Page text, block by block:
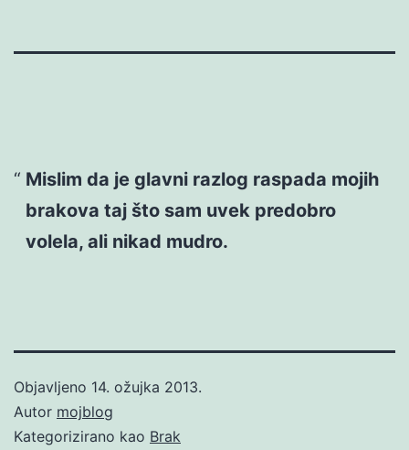
Mislim da je glavni razlog raspada mojih
brakova taj što sam uvek predobro
volela, ali nikad mudro.
Objavljeno 14. ožujka 2013.
Autor mojblog
Kategorizirano kao Brak